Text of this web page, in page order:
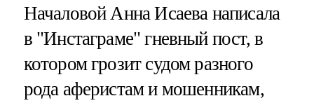
Началовой Анна Исаева написала
в "Инстаграме" гневный пост, в
котором грозит судом разного
рода аферистам и мошенникам,